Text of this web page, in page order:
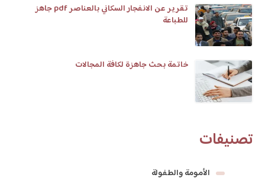
تقرير عن الانفجار السكاني بالعناصر pdf جاهز
للطباعة
خاتمة بحث جاهزة لكافة المجالات
تصنيفات
الأمومة والطفولة